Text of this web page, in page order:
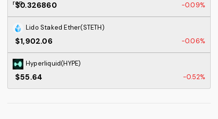
$0.326860 -0.09%
Lido Staked Ether(STETH)
$1,902.06 -0.06%
Hyperliquid(HYPE)
$55.64 -0.52%